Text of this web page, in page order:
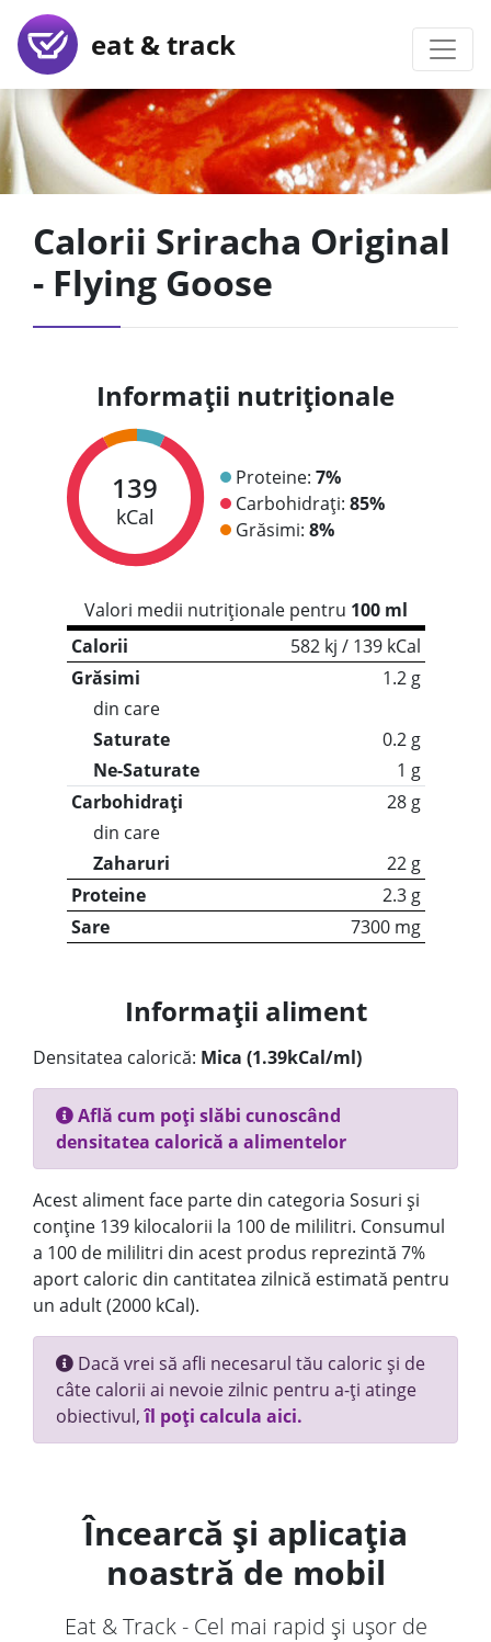
eat & track
Calorii Sriracha Original
- Flying Goose
Informații nutriționale
139
kCal
Proteine: 7%
Carbohidrați: 85%
Grăsimi: 8%
Valori medii nutriționale pentru 100 ml
Calorii
582 kj / 139 kCal
Grăsimi
1.2 g
din care
Saturate
0.2 g
Ne-Saturate
1 g
Carbohidrați
28 g
din care
Zaharuri
22 g
Proteine
2.3 g
Sare
7300 mg
Informații aliment
Densitatea calorică: Mica (1.39kCal/ml)
Află cum poți slăbi cunoscând
densitatea calorică a alimentelor
Acest aliment face parte din categoria Sosuri și
conține 139 kilocalorii la 100 de mililitri. Consumul
a 100 de mililitri din acest produs reprezintă 7%
aport caloric din cantitatea zilnică estimată pentru
un adult (2000 kCal).
Dacă vrei să afli necesarul tău caloric și de
câte calorii ai nevoie zilnic pentru a-ți atinge
obiectivul,îl poți calcula aici.
Încearcă și aplicația
noastră de mobil
Eat & Track - Cel mai rapid și ușor de